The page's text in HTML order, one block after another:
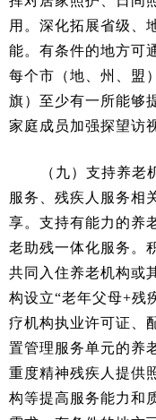
用。深化拓展省级、
能。有条件的地方可
每个市（地、州、盟
旗）至少有一所能够
家庭成员加强探望访
（九）支持养老机
服务、残疾人服务相
享。支持有能力的养
老助残一体化服务。
共同入住养老机构或
构设立“老年父母+残
疗机构执业许可证、
置管理服务单元的养
重度精神残疾人提供
构等提高服务能力和